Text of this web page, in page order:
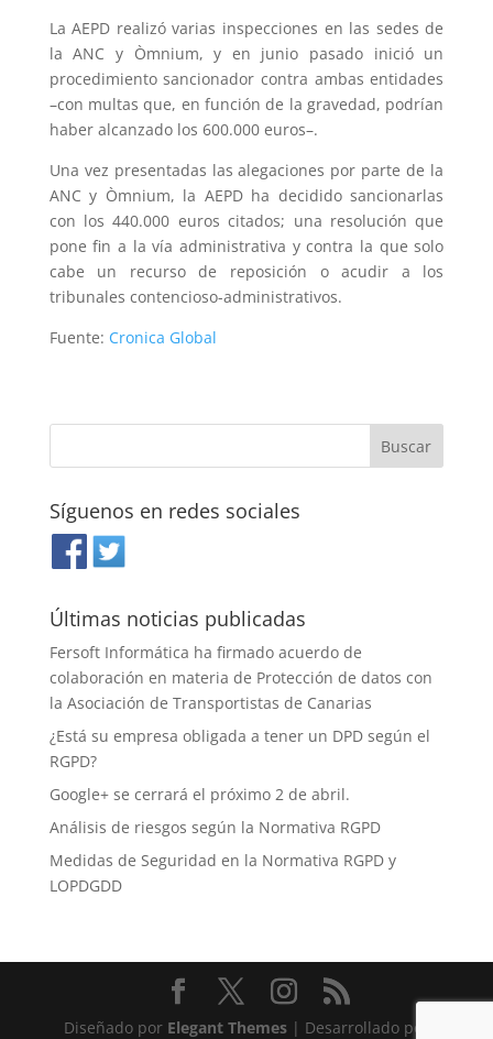
La AEPD realizó varias inspecciones en las sedes de
la ANC y Òmnium, y en junio pasado inició un
procedimiento sancionador contra ambas entidades
–con multas que, en función de la gravedad, podrían
haber alcanzado los 600.000 euros–.
Una vez presentadas las alegaciones por parte de la
ANC y Òmnium, la AEPD ha decidido sancionarlas
con los 440.000 euros citados; una resolución que
pone fin a la vía administrativa y contra la que solo
cabe un recurso de reposición o acudir a los
tribunales contencioso-administrativos.
Fuente: Cronica Global
Síguenos en redes sociales
Últimas noticias publicadas
Fersoft Informática ha firmado acuerdo de
colaboración en materia de Protección de datos con
la Asociación de Transportistas de Canarias
¿Está su empresa obligada a tener un DPD según el
RGPD?
Google+ se cerrará el próximo 2 de abril.
Análisis de riesgos según la Normativa RGPD
Medidas de Seguridad en la Normativa RGPD y
LOPDGDD
Diseñado por Elegant Themes| Desarrollado por